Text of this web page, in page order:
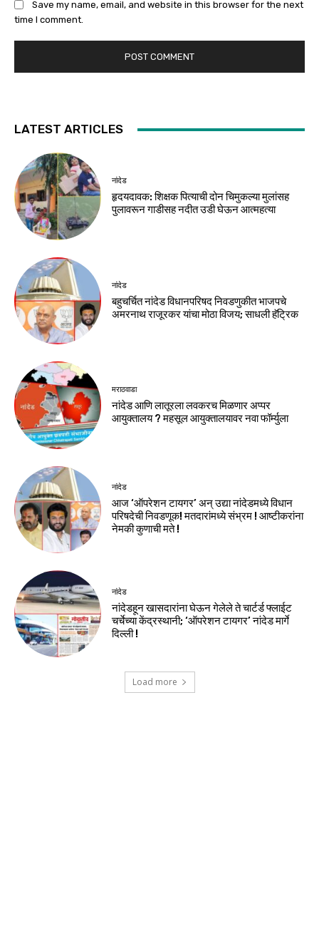
Save my name, email, and website in this browser for the next
time I comment.
LATEST ARTICLES
नांदेड
हृदयदावक: शिक्षक पित्याची दोन चिमुकल्या मुलांसह
पुलावरून गाडीसह नदीत उडी घेऊन आत्महत्या
नांदेड
बहुचर्चित नांदेड विधानपरिषद निवडणुकीत भाजपचे
अमरनाथ राजूरकर यांचा मोठा विजय; साधली हॅट्रिक
मराठवाडा
नांदेड आणि लातूरला लवकरच मिळणार अप्पर
आयुक्तालय ? महसूल आयुक्तालयावर नवा फॉर्म्युला
नांदेड
आज ‘ऑपरेशन टायगर’ अन् उद्या नांदेडमध्ये विधान
परिषदेची निवडणूक! मतदारांमध्ये संभ्रम ! आष्टीकरांना
नेमकी कुणाची मते !
नांदेड
नांदेडहून खासदारांना घेऊन गेलेले ते चार्टर्ड फ्लाईट
चर्चेच्या केंद्रस्थानी; ‘ऑपरेशन टायगर’ नांदेड मार्गे
दिल्ली !
Load more